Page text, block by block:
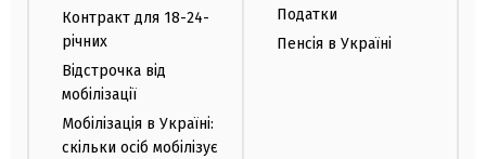
Контракт для 18-24-
річних
Відстрочка від
мобілізації
Мобілізація в Україні:
скільки осіб мобілізує
Податки
Пенсія в Україні